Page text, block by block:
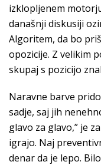
izklopljenem
današnji diskusiji
Algoritem, da bo
opozicije. Z velikim
skupaj s pozicijo
Naravne barve
sadje, saj jih
glavo za glavo,” je
igrajo. Naj
denar da je lepo.